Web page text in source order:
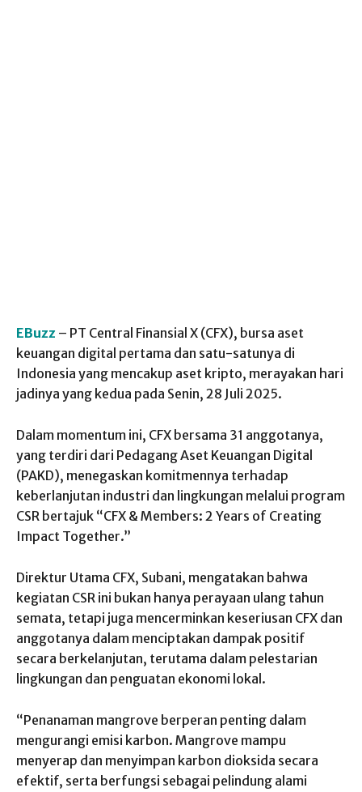
EBuzz – PT Central Finansial X (CFX), bursa aset
keuangan digital pertama dan satu-satunya di
Indonesia yang mencakup aset kripto, merayakan hari
jadinya yang kedua pada Senin, 28 Juli 2025.
Dalam momentum ini, CFX bersama 31 anggotanya,
yang terdiri dari Pedagang Aset Keuangan Digital
(PAKD), menegaskan komitmennya terhadap
keberlanjutan industri dan lingkungan melalui program
CSR bertajuk “CFX & Members: 2 Years of Creating
Impact Together.”
Direktur Utama CFX, Subani, mengatakan bahwa
kegiatan CSR ini bukan hanya perayaan ulang tahun
semata, tetapi juga mencerminkan keseriusan CFX dan
anggotanya dalam menciptakan dampak positif
secara berkelanjutan, terutama dalam pelestarian
lingkungan dan penguatan ekonomi lokal.
“Penanaman mangrove berperan penting dalam
mengurangi emisi karbon. Mangrove mampu
menyerap dan menyimpan karbon dioksida secara
efektif, serta berfungsi sebagai pelindung alami